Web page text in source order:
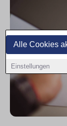
Alle Cookies
Einstellungen